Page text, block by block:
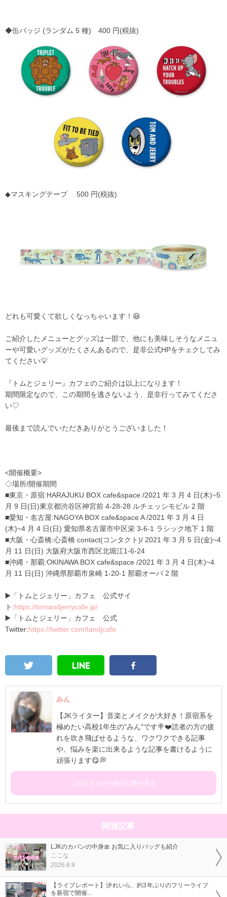
◆缶バッジ (ランダム 5 種) 400 円(税抜)
◆マスキングテープ 500 円(税抜)
どれも可愛くて欲しくなっちゃいます！😆
ご紹介したメニューとグッズは一部で、他にも美味しそうなメニュ
ーや可愛いグッズがたくさんあるので、是非公式HPをチェクしてみ
てください💡
『トムとジェリー』カフェのご紹介は以上になります！
期間限定なので、この期間を逃さないよう、是非行ってみてくださ
い♡
最後まで読んでいただきありがとうございました！
<開催概要>
◇場所/開催期間
■東京・原宿:HARAJUKU BOX cafe&space /2021 年 3 月 4 日(木)~5
月 9 日(日)東京都渋谷区神宮前 4-28-28 ルチェッシモビル 2 階
■愛知・名古屋:NAGOYA BOX cafe&space A /2021 年 3 月 4 日
(木)~4 月 4 日(日) 愛知県名古屋市中区栄 3-6-1 ラシック地下 1 階
■大阪・心斎橋:心斎橋 contact(コンタクト)/ 2021 年 3 月 5 日(金)~4
月 11 日(日) 大阪府大阪市西区北堀江1-6-24
■沖縄・那覇:OKINAWA BOX cafe&space /2021 年 3 月 4 日(木)~4
月 11 日(日) 沖縄県那覇市泉崎 1-20-1 那覇オーパ 2 階
▶️ 「トムとジェリー」カフェ 公式サイ
ト:https://tomandjerrycafe.jp/
▶️ 「トムとジェリー」カフェ 公式
Twitter:https://twitter.com/tandjcafe
みん
【JKライター】音楽とメイクが大好き！原宿系を
極めたい高校1年生の"みん"です🍭❤️読者の方の疲
れを吹き飛ばせるような、ワクワクできる記事
や、悩みを楽に出来るような記事を書けるように
頑張ります😋💭
このライターの他の記事を見る
関連記事
LJKのカバンの中身🎀 お気に入りバッグも紹介
ここな
2026.8.9
【ライブレポート】汐れいら、約3年ぶりのフリーライブ
を新宿で開催...